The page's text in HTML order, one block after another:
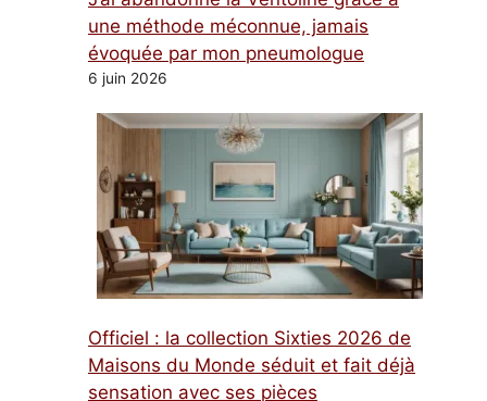
une méthode méconnue, jamais
évoquée par mon pneumologue
6 juin 2026
Officiel : la collection Sixties 2026 de
Maisons du Monde séduit et fait déjà
sensation avec ses pièces